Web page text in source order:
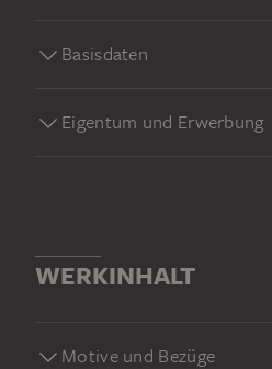
Basisdaten
Eigentum und Erwerbung
WERKINHALT
Motive und Bezüge